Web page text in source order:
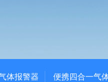
体报警器 便携四合一气